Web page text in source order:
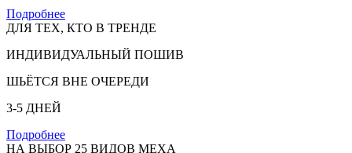
Подробнее
ДЛЯ ТЕХ, КТО В ТРЕНДЕ
ИНДИВИДУАЛЬНЫЙ ПОШИВ
ШЬЁТСЯ ВНЕ ОЧЕРЕДИ
3-5 ДНЕЙ
Подробнее
НА ВЫБОР 25 ВИДОВ МЕХА